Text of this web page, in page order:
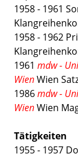
1958 - 1961
1958 - 1962
1961 mdw -
WienWien
1986mdw -
WienWien
Tätigkeiten
1955 - 1957